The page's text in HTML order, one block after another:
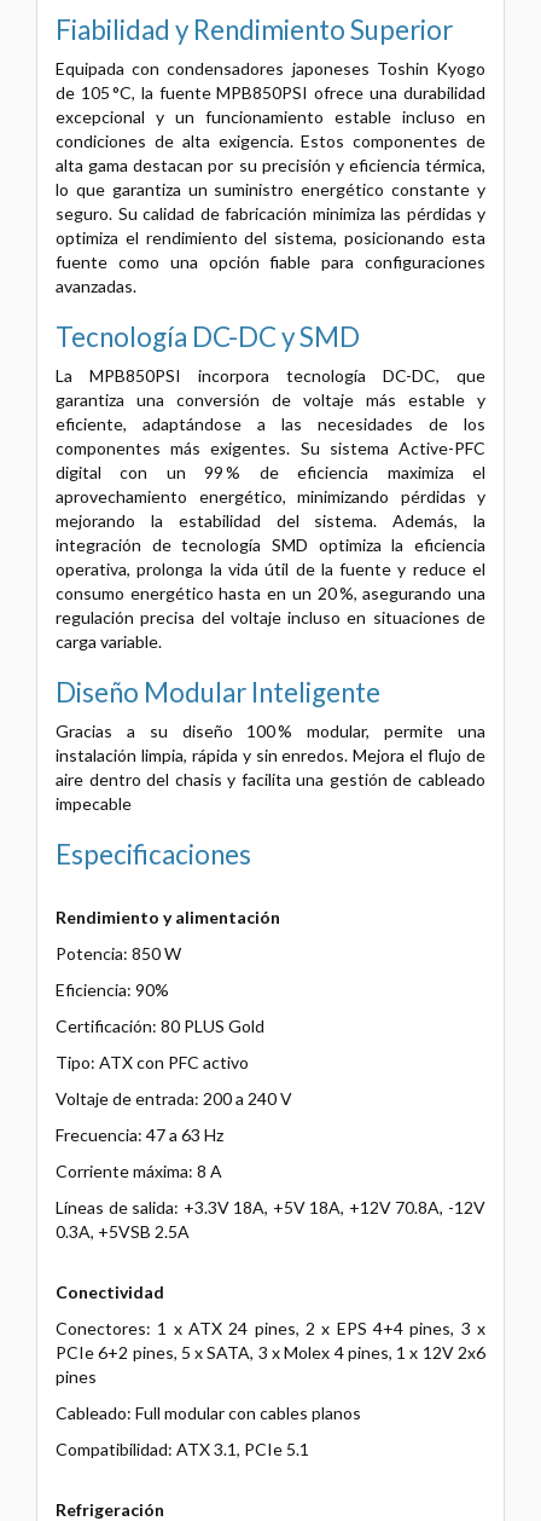
Fiabilidad y Rendimiento Superior
Equipada con condensadores japoneses Toshin Kyogo
de 105 °C, la fuente MPB850PSI ofrece una durabilidad
excepcional y un funcionamiento estable incluso en
condiciones de alta exigencia. Estos componentes de
alta gama destacan por su precisión y eficiencia térmica,
lo que garantiza un suministro energético constante y
seguro. Su calidad de fabricación minimiza las pérdidas y
optimiza el rendimiento del sistema, posicionando esta
fuente como una opción fiable para configuraciones
avanzadas.
Tecnología DC-DC y SMD
La MPB850PSI incorpora tecnología DC-DC, que
garantiza una conversión de voltaje más estable y
eficiente, adaptándose a las necesidades de los
componentes más exigentes. Su sistema Active-PFC
digital con un 99 % de eficiencia maximiza el
aprovechamiento energético, minimizando pérdidas y
mejorando la estabilidad del sistema. Además, la
integración de tecnología SMD optimiza la eficiencia
operativa, prolonga la vida útil de la fuente y reduce el
consumo energético hasta en un 20 %, asegurando una
regulación precisa del voltaje incluso en situaciones de
carga variable.
Diseño Modular Inteligente
Gracias a su diseño 100 % modular, permite una
instalación limpia, rápida y sin enredos. Mejora el flujo de
aire dentro del chasis y facilita una gestión de cableado
impecable
Especificaciones
Rendimiento y alimentación
Potencia: 850 W
Eficiencia: 90%
Certificación: 80 PLUS Gold
Tipo: ATX con PFC activo
Voltaje de entrada: 200 a 240 V
Frecuencia: 47 a 63 Hz
Corriente máxima: 8 A
Líneas de salida: +3.3V 18A, +5V 18A, +12V 70.8A, -12V
0.3A, +5VSB 2.5A
Conectividad
Conectores: 1 x ATX 24 pines, 2 x EPS 4+4 pines, 3 x
PCIe 6+2 pines, 5 x SATA, 3 x Molex 4 pines, 1 x 12V 2x6
pines
Cableado: Full modular con cables planos
Compatibilidad: ATX 3.1, PCIe 5.1
Refrigeración